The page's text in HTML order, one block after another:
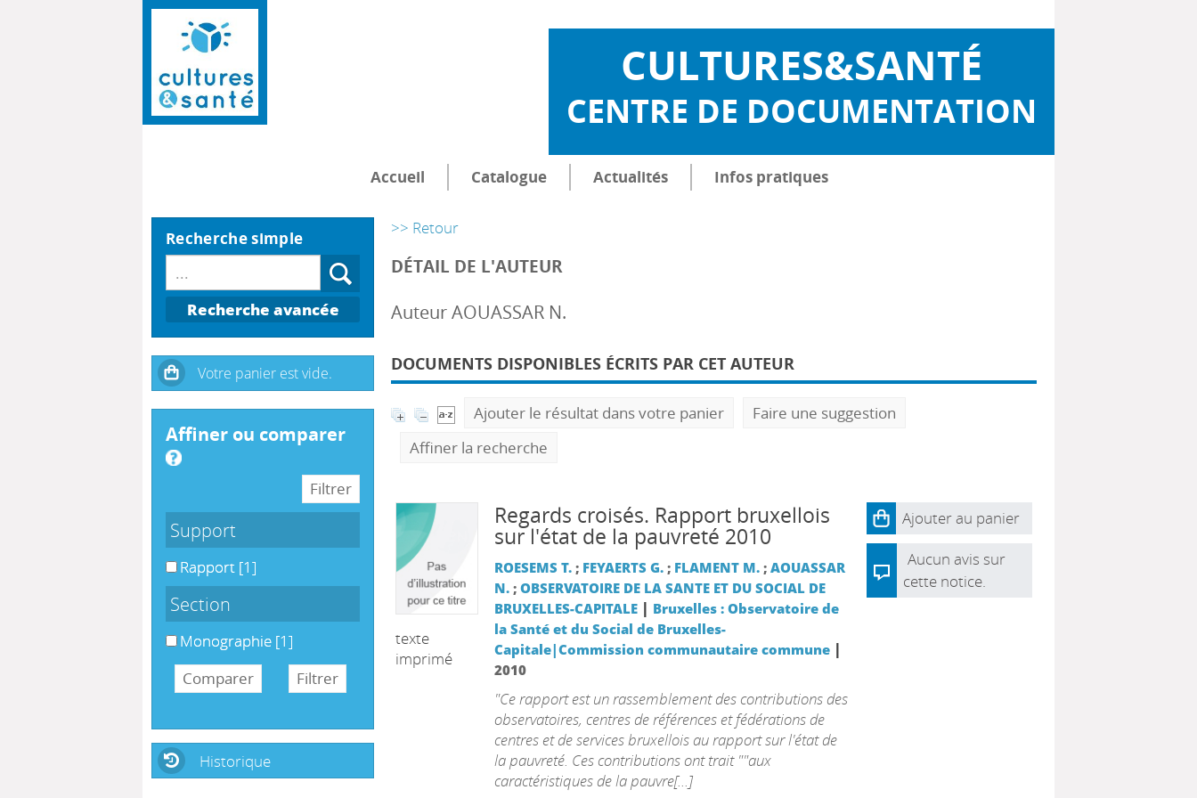
CULTURES&SANTÉ
CENTRE DE DOCUMENTATION
Accueil Catalogue Actualités Infos pratiques
>> Retour
DÉTAIL DE L'AUTEUR
Auteur AOUASSAR N.
DOCUMENTS DISPONIBLES ÉCRITS PAR CET AUTEUR
Ajouter le résultat dans votre panier
Faire une suggestion
Affiner la recherche
texte
imprimé
Regards croisés. Rapport bruxellois
sur l'état de la pauvreté 2010
ROESEMS T.; FEYAERTS G.; FLAMENT M.; AOUASSAR
N.; OBSERVATOIRE DE LA SANTE ET DU SOCIAL DE
BRUXELLES-CAPITALE | Bruxelles : Observatoire de
la Santé et du Social de Bruxelles-
Capitale|Commission communautaire commune|
2010
"Ce rapport est un rassemblement des contributions des
observatoires, centres de références et fédérations de
centres et de services bruxellois au rapport sur l'état de
la pauvreté. Ces contributions ont trait ""aux
caractéristiques de la pauvre[...]
Ajouter au panier
Aucun avis sur
cette notice.
Recherche simple
Recherche avancée
affiner ou comparer
Support
Rapport [1]
Section
Monographie [1]
Historique